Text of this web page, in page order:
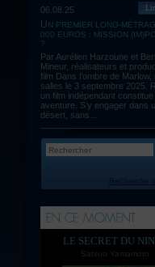
06.08.25
UN PREMIER LONG-MÉTRAGE À 60
000 EUROS : MISSION
?
Par Aurélien Harzoune et
Mineur, réalisateurs et
film Dans l’ombre de Marlow,
salles le 3 septembre 2025.
un film indépendant constitue
aventure. S’y engager dans
désert, sans...
Recherche
LE SECRET DU
Satsuo Yamamoto